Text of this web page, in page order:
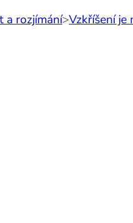
a rozjímání>Vzkříšení je